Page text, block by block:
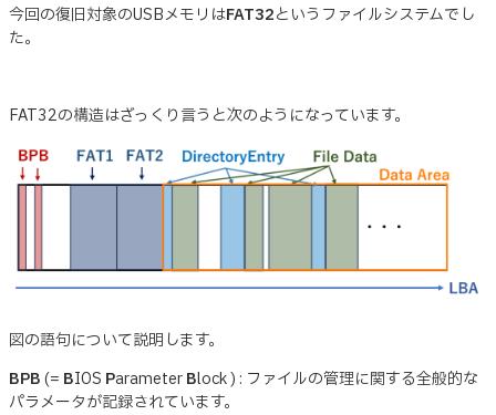
今回の復旧対象のUSBメモリはFAT32というファイルシステムでし
た。
FAT32の構造はざっくり言うと次のようになっています。
図の語句について説明します。
BPB(= BIOS ParameterBlock ) : ファイルの管理に関する全般的な
パラメータが記録されています。